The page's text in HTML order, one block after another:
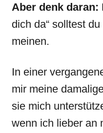
Aber denk daran:
dich da“ solltest
meinen.
In einer
mir meine
sie mich
wenn ich lieber an